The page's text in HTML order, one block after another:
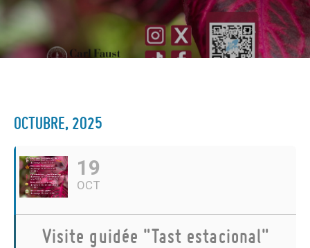
OCTUBRE, 2025
19
OCT
Visite guidée "Tast estacional"